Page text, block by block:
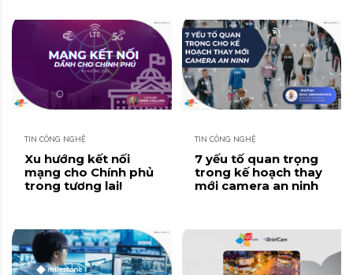
TIN CÔNG NGHỆ
Xu hướng kết nối
mạng cho Chính phủ
trong tương lai!
TIN CÔNG NGHỆ
7 yếu tố quan trọng
trong kế hoạch thay
mới camera an ninh